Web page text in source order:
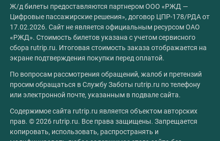
Ж/д билеты предоставляются партнером ООО «РЖД —
Цифровые пассажирские решения», договор ЦПР-178/РДА от
17.02.2026. Сайт не является официальным ресурсом ОАО
«РЖД». Стоимость билетов указана с учетом сервисного
сбора rutrip.ru. Итоговая стоимость заказа отображается на
экране подтверждения покупки перед оплатой.
По вопросам рассмотрения обращений, жалоб и претензий
просим обращаться в Службу Заботы rutrip.ru по телефону
или электронной почте, указанным в подвале сайта.
Содержимое сайта rutrip.ru является объектом авторских
прав. © 2026 rutrip.ru. Все права защищены. Запрещается
копировать, использовать, распространять и